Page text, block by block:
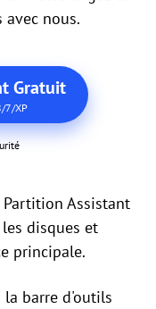
avec nous.
Gratuit
7/XP
Partition Assistant
disques et
principale.
la barre d'outils